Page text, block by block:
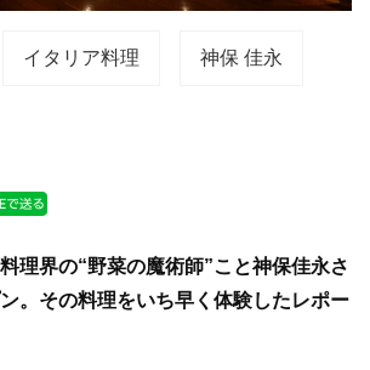
イタリア料理 神保 佳永
理界の“野菜の魔術師”こと神保佳永さ
。その料理をいち早く体験したレポー